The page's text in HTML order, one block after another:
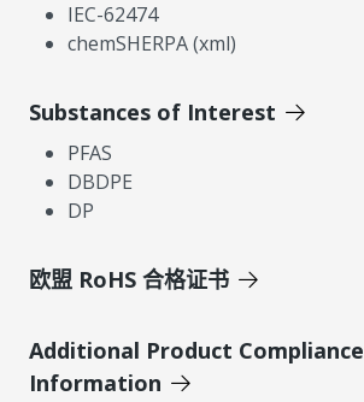
IEC-62474
chemSHERPA (xml)
Substances of Interest
PFAS
DBDPE
DP
欧盟 RoHS 合格证书
Additional Product Compliance
Information